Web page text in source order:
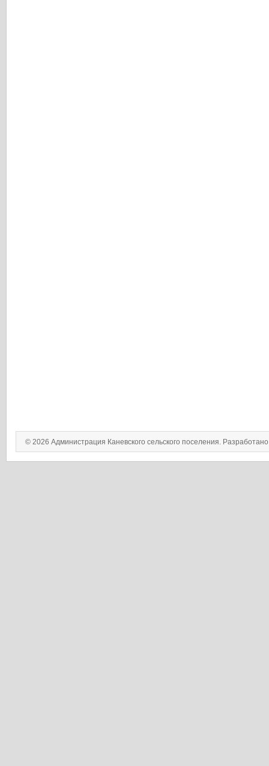
© 2026 Администрация Каневского сельского поселения.